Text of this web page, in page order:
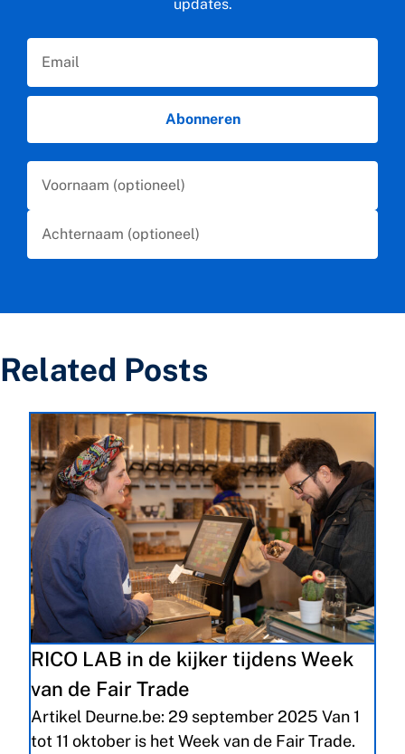
updates.
Abonneren
Related Posts
RICO LAB in de kijker tijdens Week
van de Fair Trade
Artikel Deurne.be: 29 september 2025 Van 1
tot 11 oktober is het Week van de Fair Trade.